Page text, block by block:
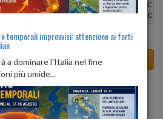
Min:16°C
Max:24°C
Min:
17°C
Max:24°C
Min:16°C
Max:23°C
Min:
16°C
Max:23°C
Alpette di domani
temporali improvvisi: attenzione ai forti
a dominare l'Italia nel fine
più umide...